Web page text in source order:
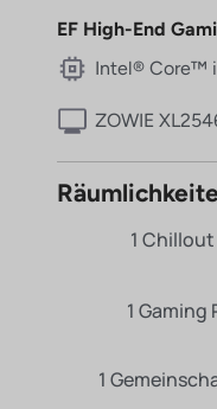
EF High-End
Intel® Core™
ZOWIE
1 Chillout
1 Gaming
1